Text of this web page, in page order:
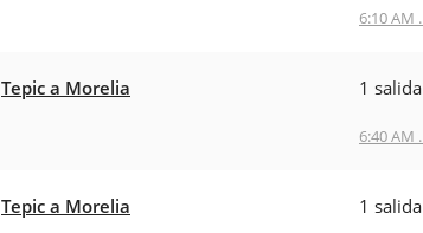
6:10 AM
Tepic a Morelia 1 salida
6:40 AM
Tepic a Morelia 1 salida